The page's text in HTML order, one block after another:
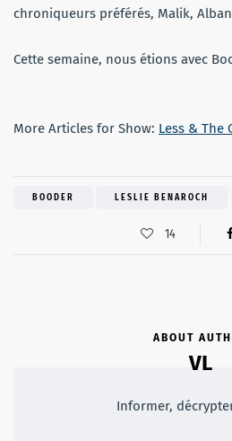
chroniqueurs préférés, Malik,
Cette semaine, nous étions avec
More Articles for Show: Less & The
BOODER LESLIE BENAROCH
14
ABOUT
VL
Informer,